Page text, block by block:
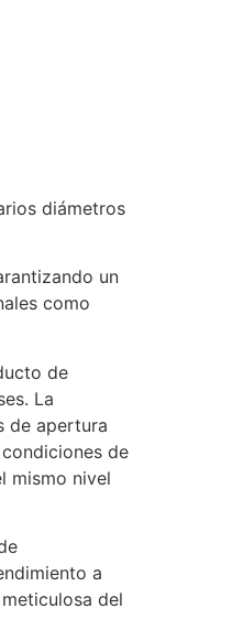
diámetros
un
como
de
La
de apertura
de
mismo nivel
a
del